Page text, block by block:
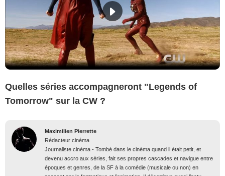
Quelles séries accompagneront "Legends of
Tomorrow" sur la CW ?
Maximilien Pierrette
Rédacteur cinéma
Journaliste cinéma - Tombé dans le cinéma quand il était petit, et
devenu accro aux séries, fait ses propres cascades et navigue entre
époques et genres, de la SF à la comédie (musicale ou non) en